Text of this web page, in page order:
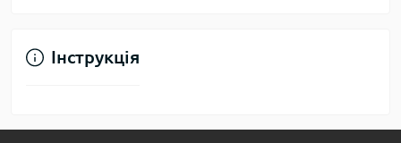
Інструкція